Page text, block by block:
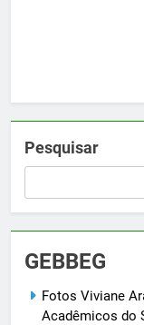
Pesquisar
GEBBEG
Fotos Viviane
Acadêmicos do